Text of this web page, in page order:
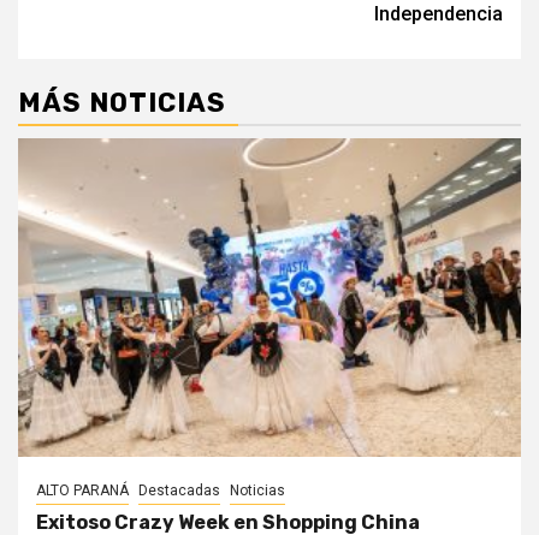
Independencia
MÁS NOTICIAS
ALTO PARANÁ Destacadas Noticias
Exitoso Crazy Week en Shopping China